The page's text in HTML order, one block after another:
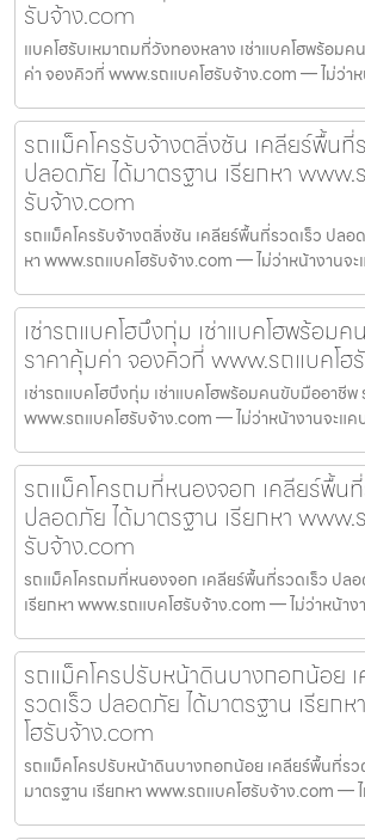
รับจ้าง.com
แบคโฮรับเหมาถมที่วังทองหลาง เช่าแบคโฮพร้อม
ค่า จองคิวที่ www.รถแบคโฮรับจ้าง.com — ไม่ว่าห
รถแม็คโครรับจ้างตลิ่งชัน เคลียร์พื้นที่
ปลอดภัย ได้มาตรฐาน เรียกหา www.
รับจ้าง.com
รถแม็คโครรับจ้างตลิ่งชัน เคลียร์พื้นที่รวดเร็ว ปลอ
หา www.รถแบคโฮรับจ้าง.com — ไม่ว่าหน้างานจ
เช่ารถแบคโฮบึงกุ่ม เช่าแบคโฮพร้อม
ราคาคุ้มค่า จองคิวที่ www.รถแบคโฮ
เช่ารถแบคโฮบึงกุ่ม เช่าแบคโฮพร้อมคนขับมืออาชี
www.รถแบคโฮรับจ้าง.com — ไม่ว่าหน้างานจะแ
รถแม็คโครถมที่หนองจอก เคลียร์พื้นที่
ปลอดภัย ได้มาตรฐาน เรียกหา www.
รับจ้าง.com
รถแม็คโครถมที่หนองจอก เคลียร์พื้นที่รวดเร็ว ปล
เรียกหา www.รถแบคโฮรับจ้าง.com — ไม่ว่าหน้า
รถแม็คโครปรับหน้าดินบางกอกน้อย
รวดเร็ว ปลอดภัย ได้มาตรฐาน เรียก
โฮรับจ้าง.com
รถแม็คโครปรับหน้าดินบางกอกน้อย เคลียร์พื้นที่รว
มาตรฐาน เรียกหา www.รถแบคโฮรับจ้าง.com —